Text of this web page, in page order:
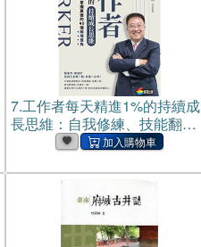
7.工作者每天精進1%的持續成
長思維：自我修練、技能翻
轉、掌握贏面的40個職場眉角